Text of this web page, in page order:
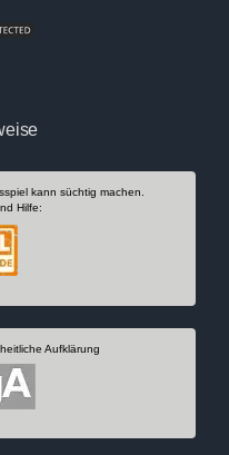
kann süchtig machen.
Hilfe:
Aufklärung